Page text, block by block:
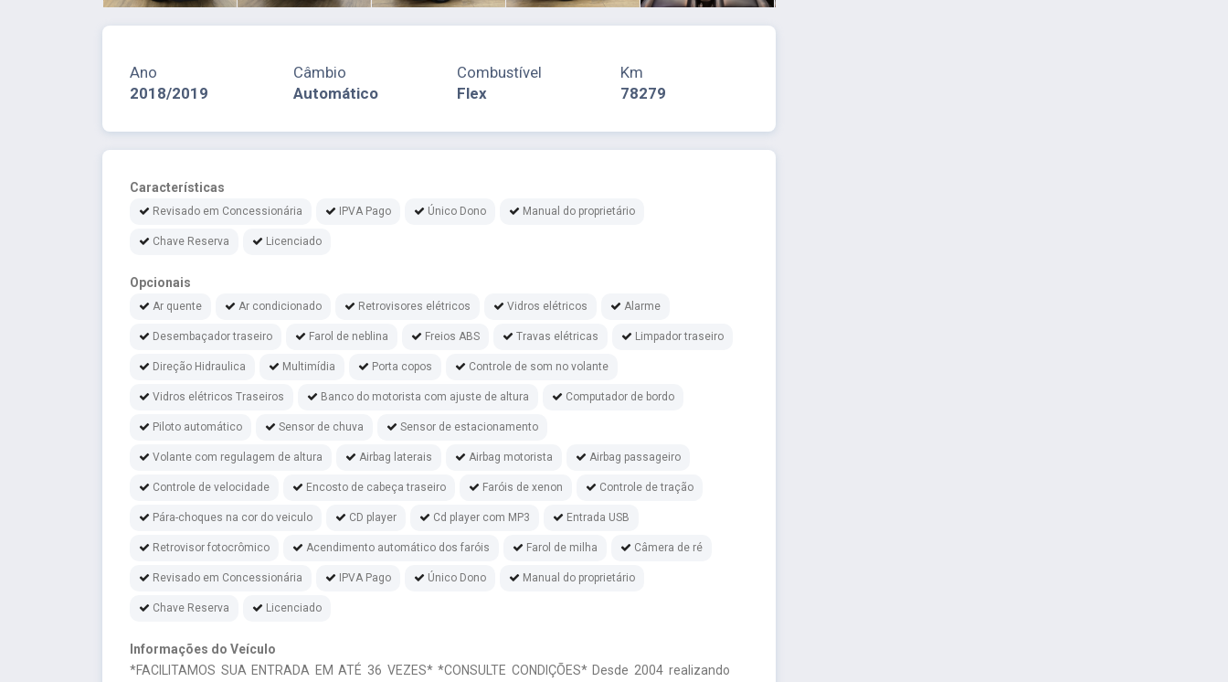
Ano
2018/2019
Câmbio
Automático
Combustível
Flex
Km
78279
Características
Revisado em Concessionária IPVA Pago Único Dono Manual do proprietário
Chave Reserva Licenciado
Opcionais
Ar quente Ar condicionado Retrovisores elétricos Vidros elétricos Alarme
Desembaçador traseiro Farol de neblina Freios ABS Travas elétricas Limpador traseiro
Direção Hidraulica Multimídia Porta copos Controle de som no volante
Vidros elétricos Traseiros Banco do motorista com ajuste de altura Computador de bordo
Piloto automático Sensor de chuva Sensor de estacionamento
Volante com regulagem de altura Airbag laterais Airbag motorista Airbag passageiro
Controle de velocidade Encosto de cabeça traseiro Faróis de xenon Controle de tração
Pára-choques na cor do veiculo CD player Cd player com MP3 Entrada USB
Retrovisor fotocrômico Acendimento automático dos faróis Farol de milha Câmera de ré
Revisado em Concessionária IPVA Pago Único Dono Manual do proprietário
Chave Reserva Licenciado
Informações do Veículo
*FACILITAMOS SUA ENTRADA EM ATÉ 36 VEZES* *CONSULTE CONDIÇÕES* Desde 2004 realizando